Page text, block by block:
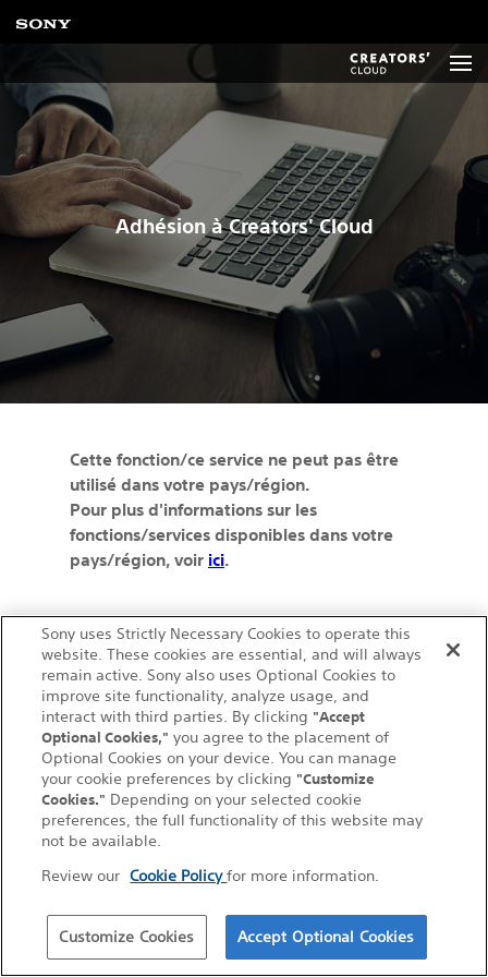
Adhésion à Creators' Cloud
Cette fonction/ce service ne peut pas être
utilisé dans votre pays/région.
Pour plus d'informations sur les
fonctions/services disponibles dans votre
pays/région, voir ici.
Français
Conditions d'utilisation (Compte)
Conditions d'utilisation (Creators' Cloud)
Marques commerciales et droits d'auteur
Licences à code source ouvert
Liens vers des sites autres que Sony
Politique relative aux cookies
Nous contacter
Copyright 2023 Sony Corporation
Sony uses Strictly Necessary Cookies to operate this
website. These cookies are essential, and will always
remain active. Sony also uses Optional Cookies to
improve site functionality, analyze usage, and
interact with third parties. By clicking "Accept
Optional Cookies," you agree to the placement of
Optional Cookies on your device. You can manage
your cookie preferences by clicking "Customize
Cookies." Depending on your selected cookie
preferences, the full functionality of this website may
not be available.
Review our Cookie Policyfor more information.
Customize Cookies Accept Optional Cookies